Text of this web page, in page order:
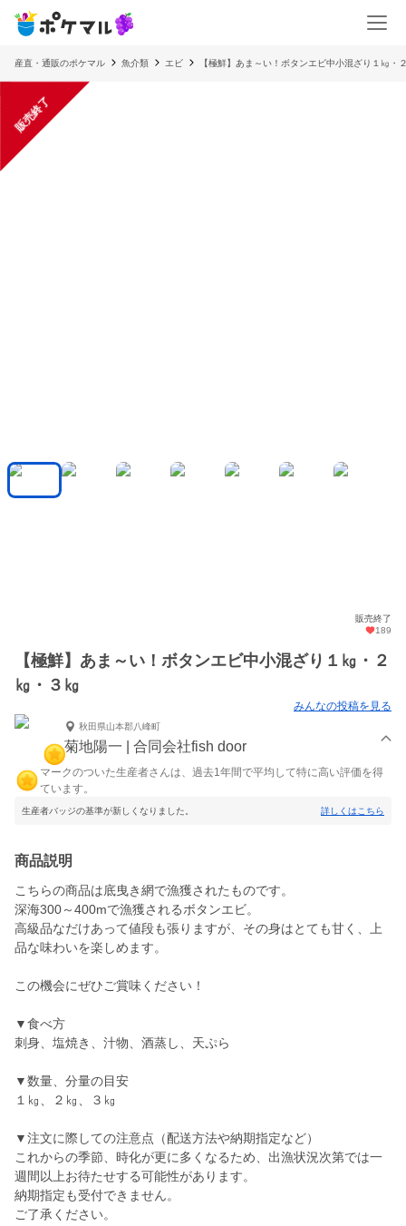
産直・通販のポケマル 魚介類 エビ 【極鮮】あま～い！ボタンエビ中小混ざり１㎏・
販売終了
販売終了
189
【極鮮】あま～い！ボタンエビ中小混ざり１㎏・２
㎏・３㎏
みんなの投稿を見る
秋田県山本郡八峰町
菊地陽一 | 合同会社fish door
マークのついた生産者さんは、過去1年間で平均して特に高い評価を得
ています。
生産者バッジの基準が新しくなりました。 詳しくはこちら
商品説明
こちらの商品は底曳き網で漁獲されたものです。
深海300～400mで漁獲されるボタンエビ。
高級品なだけあって値段も張りますが、その身はとても甘く、上
品な味わいを楽しめます。
この機会にぜひご賞味ください！
▼食べ方
刺身、塩焼き、汁物、酒蒸し、天ぷら
▼数量、分量の目安
１㎏、２㎏、３㎏
▼注文に際しての注意点（配送方法や納期指定など）
これからの季節、時化が更に多くなるため、出漁状況次第では一
週間以上お待たせする可能性があります。
納期指定も受付できません。
ご了承ください。